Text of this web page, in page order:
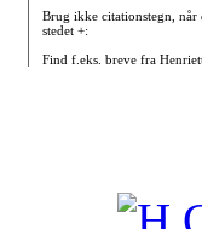
Brug ikke citationstegn, når
stedet +:
Find f.eks. breve fra